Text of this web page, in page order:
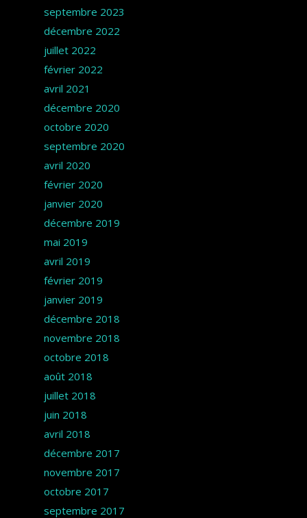
septembre 2023
décembre 2022
juillet 2022
février 2022
avril 2021
décembre 2020
octobre 2020
septembre 2020
avril 2020
février 2020
janvier 2020
décembre 2019
mai 2019
avril 2019
février 2019
janvier 2019
décembre 2018
novembre 2018
octobre 2018
août 2018
juillet 2018
juin 2018
avril 2018
décembre 2017
novembre 2017
octobre 2017
septembre 2017